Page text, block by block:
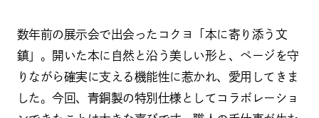
数年前の展示会で出会ったコクヨ「本に寄り添う文
鎮」。開いた本に自然と沿う美しい形と、ページを守
りながら確実に支える機能性に惹かれ、愛用してきま
した。今回、青銅製の特別仕様としてコラボレーショ